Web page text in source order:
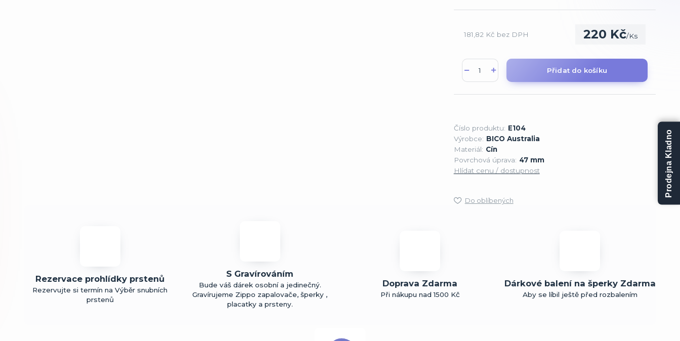
220 Kč/Ks
181,82 Kč bez DPH
Přidat do košíku
Číslo produktu: E104
Výrobce: BICO Australia
Materiál: Cín
Povrchová úprava: 47 mm
Hlídat cenu / dostupnost
Do oblíbených
Rezervace prohlídky prstenů
Rezervujte si termín na Výběr snubních
prstenů
S Gravírováním
Bude váš dárek osobní a jedinečný.
Gravírujeme Zippo zapalovače, šperky ,
placatky a prsteny.
Doprava Zdarma
Při nákupu nad 1500 Kč
Dárkové balení na šperky Zdarma
Aby se líbil ještě před rozbalením
Prodejna Kladno